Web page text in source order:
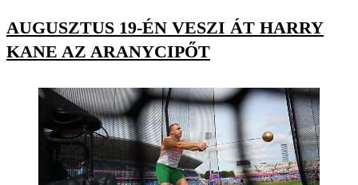
AUGUSZTUS 19-ÉN VESZI ÁT HARRY
KANE AZ ARANYCIPŐT